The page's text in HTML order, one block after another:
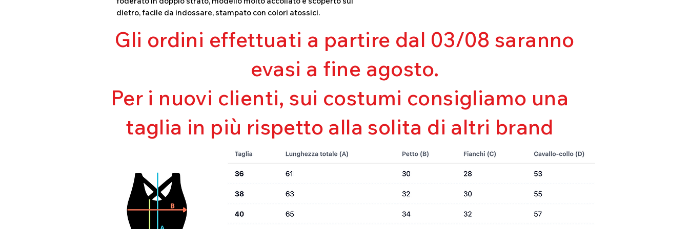
dietro, facile da indossare, stampato con colori atossici.
Bielastico
Gli ordini effettuati a partire dal 03/08 saranno
evasi a fine agosto.
Per i nuovi clienti, sui costumi consigliamo una
taglia in più rispetto alla solita di altri brand